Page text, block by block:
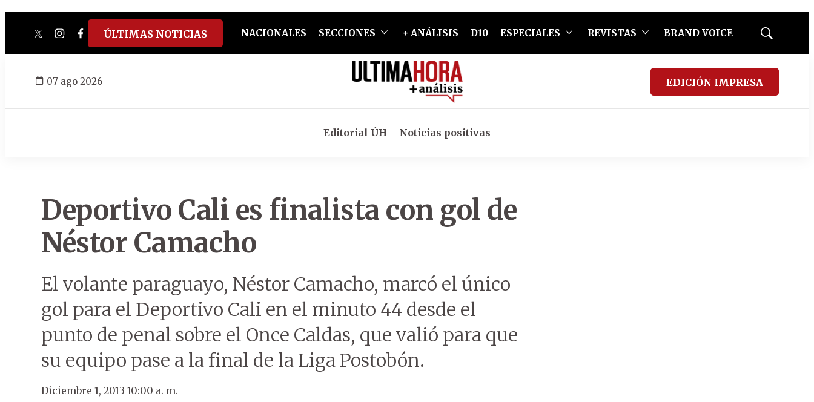
twitterinstagram
facebook
tiktokyoutube
spotify
ÚLTIMAS NOTICIAS NACIONALES SECCIONES + ANÁLISIS D10 ESPECIALES REVISTAS BRAND VOICE
Mostrar
07 ago 2026 EDICIÓN IMPRESA
Editorial ÚH Noticias positivas
Deportivo Cali es finalista con gol de
Néstor Camacho
El volante paraguayo, Néstor Camacho, marcó el único
gol para el Deportivo Cali en el minuto 44 desde el
punto de penal sobre el Once Caldas, que valió para que
su equipo pase a la final de la Liga Postobón.
Diciembre 1, 2013 10:00 a. m.